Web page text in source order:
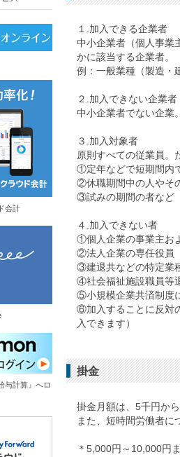
１.加入できる企業者
中小企業者（個人事業
かに該当する企業者。
例：一般業種（製造・
２.加入できない企業者
中小企業者でない企業。
３.加入対象者
原則すべての従業員。
①定年などで短期間内
②休職期間中の人やそ
③試みの期間の者など
４.加入できない者
①個人企業の事業主お
②法人企業の専任役員
③建退共などの特定業
④社会福祉施設職員等
⑤小規模企業共済制度
⑥加入することに反対
入できます）
掛金
掛金月額は、5千円か
また、短時間労働者に
＊5,000円～10,000円
会計
与計算』へロ